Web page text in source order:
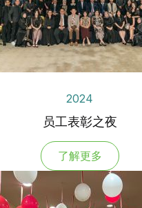
2024
员工表彰之夜
了解更多